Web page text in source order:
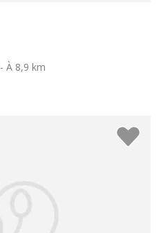
- À 8,9 km